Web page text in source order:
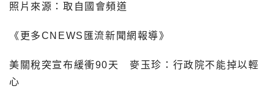
照片來源：取自國會頻道
《更多CNEWS匯流新聞網報導》
美關稅突宣布緩衝90天 麥玉珍：行政院不能掉以輕
心